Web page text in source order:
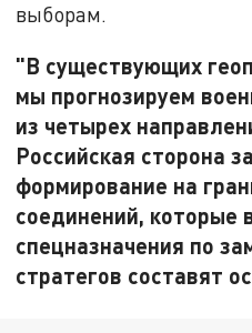
выборам.
"В существующих
мы прогнозируем
из четырех
Российская сторона
формирование на
соединений, которые
спецназначения по
стратегов составят